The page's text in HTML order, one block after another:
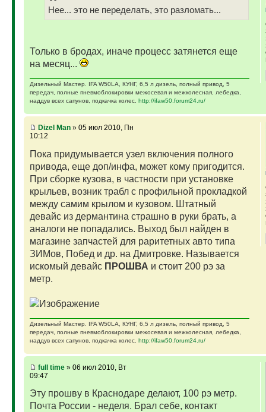
Нее... это не переделать, это разломать...
Только в бродах, иначе процесс затянется еще
на месяц...
Дизельный Мастер. IFA W50LA, КУНГ, 6,5 л дизель, полный привод, 5
передач, полные пневмоблокировки межосевая и межколесная, лебедка,
наддув всех сапунов, подкачка колес. http://ifaw50.forum24.ru/
Dizel Man» 05 июл 2010, Пн
10:12
Пока придумывается узел включения полного
привода, еще доп/инфа, может кому пригодится.
При сборке кузова, в частности при установке
крыльев, возник трабл с профильной прокладкой
между самим крылом и кузовом. Штатный
девайс из дермантина страшно в руки брать, а
аналоги не попадались. Выход был найден в
магазине запчастей для раритетных авто типа
ЗИМов, Побед и др. на Дмитровке. Называется
искомый девайс ПРОШВА и стоит 200 рэ за
метр.
Дизельный Мастер. IFA W50LA, КУНГ, 6,5 л дизель, полный привод, 5
передач, полные пневмоблокировки межосевая и межколесная, лебедка,
наддув всех сапунов, подкачка колес. http://ifaw50.forum24.ru/
full time» 06 июл 2010, Вт
09:47
Эту прошву в Краснодаре делают, 100 рэ метр.
Почта России - неделя. Брал себе, контакт